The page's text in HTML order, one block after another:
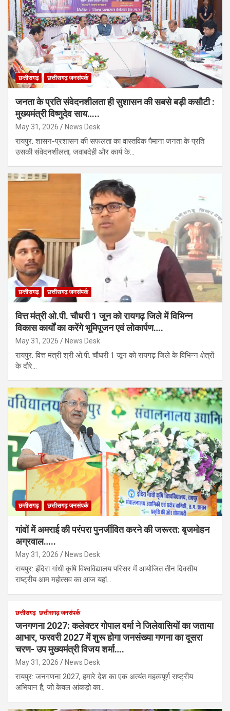
छत्तीसगढ़ छत्तीसगढ़ जनसंपर्क
जनता के प्रति संवेदनशीलता ही सुशासन की सबसे बड़ी कसौटी :
मुख्यमंत्री विष्णुदेव साय…..
May 31, 2026 News Desk
रायपुर: शासन-प्रशासन की सफलता का वास्तविक पैमाना जनता के प्रति
उसकी संवेदनशीलता, जवाबदेही और कार्य के…
छत्तीसगढ़ छत्तीसगढ़ जनसंपर्क
वित्त मंत्री ओ.पी. चौधरी 1 जून को रायगढ़ जिले में विभिन्न
विकास कार्यों का करेंगे भूमिपूजन एवं लोकार्पण….
May 31, 2026 News Desk
रायपुर: वित्त मंत्री श्री ओ.पी. चौधरी 1 जून को रायगढ़ जिले के विभिन्न क्षेत्रों
के दौरे…
छत्तीसगढ़ छत्तीसगढ़ जनसंपर्क
गांवों में अमराई की परंपरा पुनर्जीवित करने की जरूरत: बृजमोहन
अग्रवाल…..
May 31, 2026 News Desk
रायपुर: इंदिरा गांधी कृषि विश्वविद्यालय परिसर में आयोजित तीन दिवसीय
राष्ट्रीय आम महोत्सव का आज यहां…
छत्तीसगढ़ छत्तीसगढ़ जनसंपर्क
जनगणना 2027: कलेक्टर गोपाल वर्मा ने जिलेवासियों का जताया
आभार, फरवरी 2027 में शुरू होगा जनसंख्या गणना का दूसरा
चरण- उप मुख्यमंत्री विजय शर्मा….
May 31, 2026 News Desk
रायपुर: जनगणना 2027, हमारे देश का एक अत्यंत महत्वपूर्ण राष्ट्रीय
अभियान है, जो केवल आंकड़ो का…